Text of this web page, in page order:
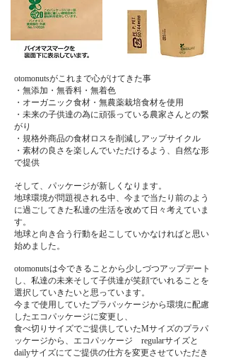
otomonutsがこれまで心がけてきた事
・無添加・無香料・無着色
・オーガニック食材・無農薬栽培食材を使用
・未来の子供達の為に頑張っている農家さんとの繋
がり
・規格外商品の食材ロスを削減しアップサイクル
・素材の良さを楽しんでいただけるよう、自然な形
で提供
そして、パッケージが新しくなります。
地球環境が問題視される中、今まで当たり前のよう
に過ごしてきた私達の生活を改めて日々考えていま
す。
地球と向き合う行動を起こしていかなければと思い
始めました。
otomonutsは今できることから少しづつアップデート
し、私達の未来そして子供達が笑顔でいれることを
選択していきたいと思っています。
今まで使用していたプラパッケージから環境に配慮
したエコパッケージに変更し、
食べ切りサイズでご提供していたMサイズのプラパ
ッケージから、エコパッケージ regularサイズと
dailyサイズにてご提供の仕方を変更させていただき